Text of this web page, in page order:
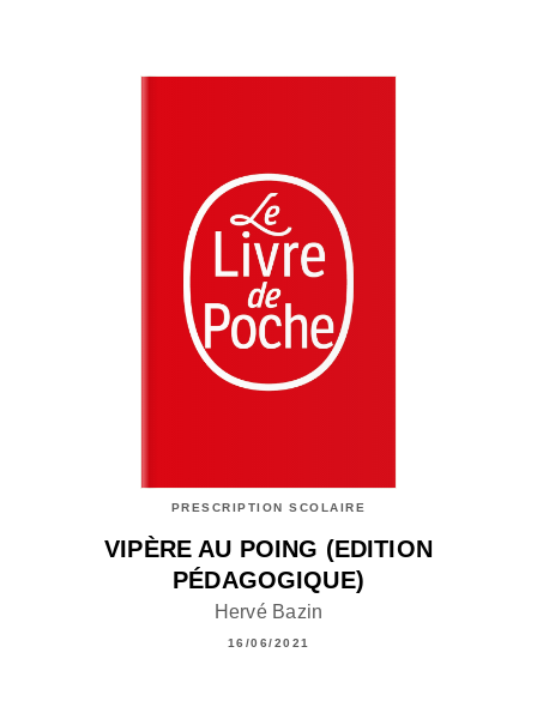
PRESCRIPTION SCOLAIRE
VIPÈRE AU POING (EDITION
PÉDAGOGIQUE)
Hervé Bazin
16/06/2021